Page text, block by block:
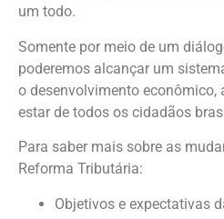
um todo.
Somente por meio de um
poderemos alcançar um
o desenvolvimento econômico,
estar de todos os cidadãos
Para saber mais sobre as
Reforma Tributária:
Objetivos e expectativas